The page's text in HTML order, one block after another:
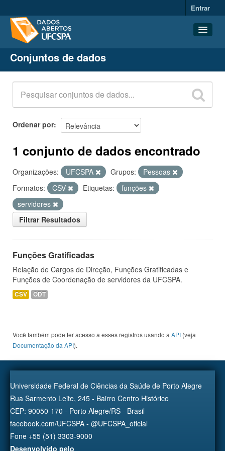
Entrar
Conjuntos de dados
Organizações
Grupos
Sobre
Conjuntos de dados
Ordenar por
1 conjunto de dados encontrado
Organizações: UFCSPA Grupos:
Pessoas
Formatos:
CSV Etiquetas:
funções
servidores
Filtrar Resultados
Funções Gratificadas
Relação de Cargos de Direção, Funções Gratificadas e
Funções de Coordenação de servidores da UFCSPA.
CSV ODT
Você também pode ter acesso a esses registros usando a API (veja
Documentação da API).
Universidade Federal de Ciências da Saúde de Porto Alegre
Rua Sarmento Leite, 245 - Bairro Centro Histórico
CEP: 90050-170 - Porto Alegre/RS - Brasil
facebook.com/UFCSPA - @UFCSPA_oficial
Fone +55 (51) 3303-9000
Desenvolvido pelo